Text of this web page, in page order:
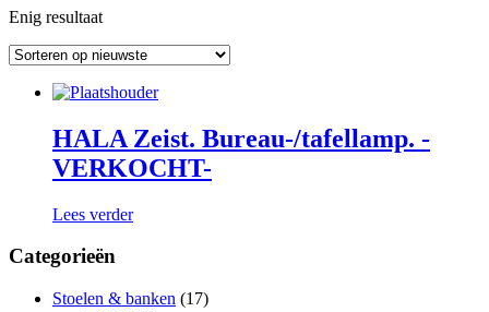
Enig resultaat
HALA Zeist. Bureau-/tafellamp. -
VERKOCHT-
Lees verder
Categorieën
Stoelen & banken (17)